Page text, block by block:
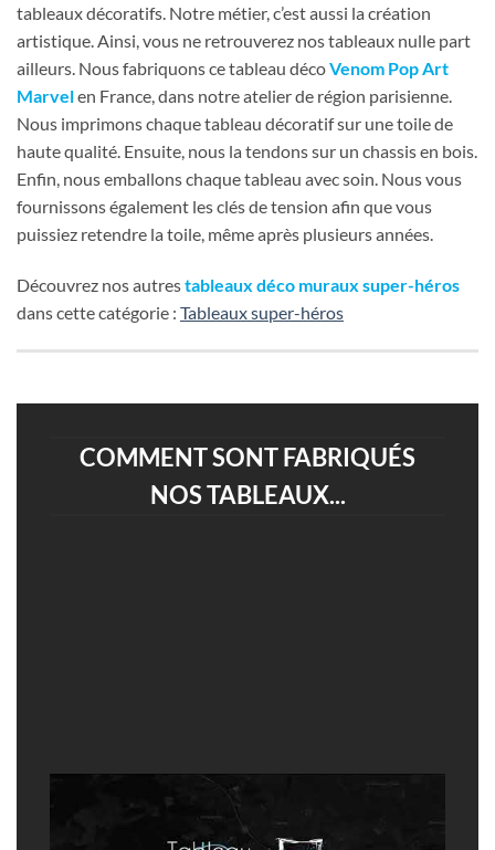
tableaux décoratifs. Notre métier, c’est aussi la création
artistique. Ainsi, vous ne retrouverez nos tableaux nulle part
ailleurs. Nous fabriquons ce tableau décoVenom Pop Art
Marvelen France, dans notre atelier de région parisienne.
Nous imprimons chaque tableau décoratif sur une toile de
haute qualité. Ensuite, nous la tendons sur un chassis en bois.
Enfin, nous emballons chaque tableau avec soin. Nous vous
fournissons également les clés de tension afin que vous
puissiez retendre la toile, même après plusieurs années.
Découvrez nos autrestableaux déco muraux super-héros
dans cette catégorie : Tableaux super-héros
COMMENT SONT FABRIQUÉS
NOS TABLEAUX...